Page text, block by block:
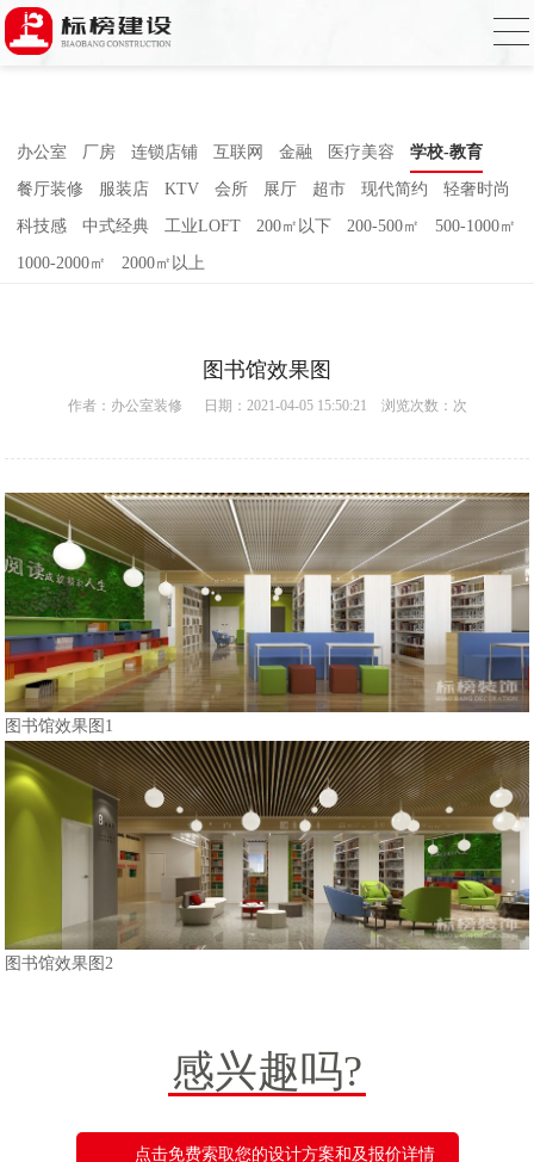
小黄片大全下载,小黄片应用下载,小黄片短
视频,下载小黄片免费
办公室 厂房 连锁店铺 互联网 金融 医疗美容 学校-教育
餐厅装修 服装店 KTV 会所 展厅 超市 现代简约 轻奢时尚
科技感 中式经典 工业LOFT 200㎡以下 200-500㎡ 500-1000㎡
1000-2000㎡ 2000㎡以上
图书馆效果图
作者： 办公室装修 日期：2021-04-05 15:50:21 浏览次数： 次
图书馆效果图1
图书馆效果图2
感兴趣吗?
点击免费索取您的设计方案和及报价详情